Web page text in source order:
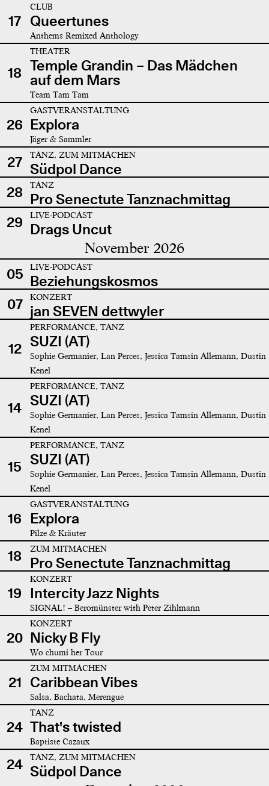
17
CLUB
Queertunes
Anthems Remixed Anthology
18
THEATER
Temple Grandin – Das Mädchen
auf dem Mars
Team Tam Tam
26
GASTVERANSTALTUNG
Explora
Jäger & Sammler
27 TANZ, ZUM MITMACHEN
Südpol Dance
28
TANZ
Pro Senectute Tanznachmittag
29
LIVE-PODCAST
Drags Uncut
November 2026
05 LIVE-PODCAST
Beziehungskosmos
07
KONZERT
jan SEVEN dettwyler
12
PERFORMANCE, TANZ
SUZI (AT)
Sophie Germanier, Lan Perces, Jessica Tamsin Allemann, Dustin
Kenel
14
PERFORMANCE, TANZ
SUZI (AT)
Sophie Germanier, Lan Perces, Jessica Tamsin Allemann, Dustin
Kenel
15
PERFORMANCE, TANZ
SUZI (AT)
Sophie Germanier, Lan Perces, Jessica Tamsin Allemann, Dustin
Kenel
16
GASTVERANSTALTUNG
Explora
Pilze & Kräuter
18 ZUM MITMACHEN
Pro Senectute Tanznachmittag
19
KONZERT
Intercity Jazz Nights
SIGNAL! – Beromünster with Peter Zihlmann
20
KONZERT
Nicky B Fly
Wo chumi her Tour
21
ZUM MITMACHEN
Caribbean Vibes
Salsa, Bachata, Merengue
24
TANZ
That's twisted
Baptiste Cazaux
24 TANZ, ZUM MITMACHEN
Südpol Dance